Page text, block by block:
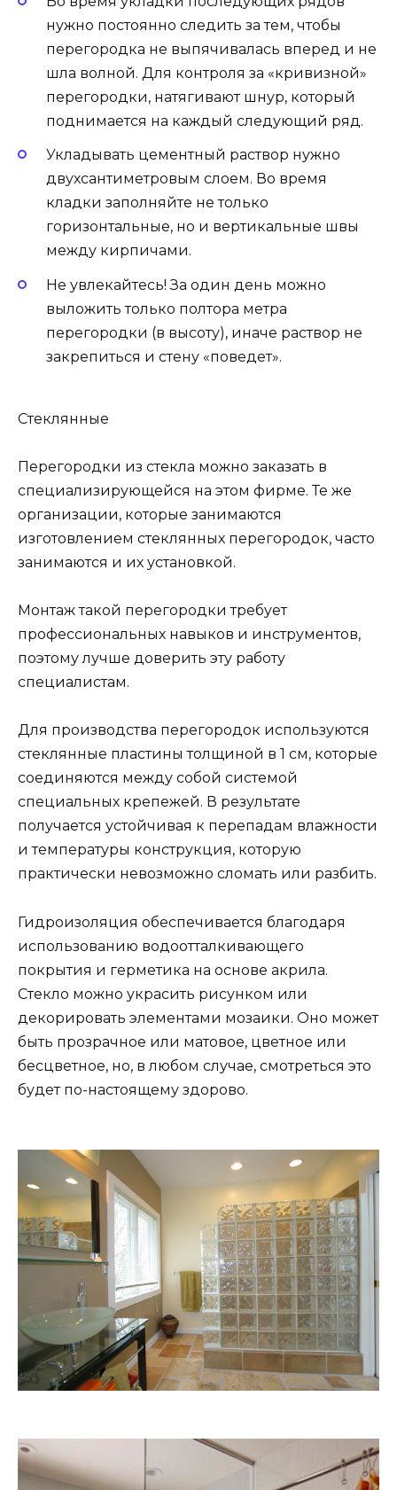
нужно постоянно следить за тем, чтобы
перегородка не выпячивалась вперед и не
шла волной. Для контроля за «кривизной»
перегородки, натягивают шнур, который
поднимается на каждый следующий ряд.
Укладывать цементный раствор нужно
двухсантиметровым слоем. Во время
кладки заполняйте не только
горизонтальные, но и вертикальные швы
между кирпичами.
Не увлекайтесь! За один день можно
выложить только полтора метра
перегородки (в высоту), иначе раствор не
закрепиться и стену «поведет».
Стеклянные
Перегородки из стекла можно заказать в
специализирующейся на этом фирме. Те же
организации, которые занимаются
изготовлением стеклянных перегородок, часто
занимаются и их установкой.
Монтаж такой перегородки требует
профессиональных навыков и инструментов,
поэтому лучше доверить эту работу
специалистам.
Для производства перегородок используются
стеклянные пластины толщиной в 1 см, которые
соединяются между собой системой
специальных крепежей. В результате
получается устойчивая к перепадам влажности
и температуры конструкция, которую
практически невозможно сломать или разбить.
Гидроизоляция обеспечивается благодаря
использованию водоотталкивающего
покрытия и герметика на основе акрила.
Стекло можно украсить рисунком или
декорировать элементами мозаики. Оно может
быть прозрачное или матовое, цветное или
бесцветное, но, в любом случае, смотреться это
будет по-настоящему здорово.